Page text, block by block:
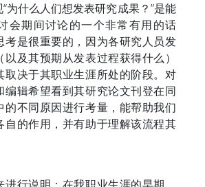
为什么人们想发表研究成果？”是能
会期间讨论的一个非常有用的话
考是很重要的，因为各研究人员发
及其预期从发表过程获得什么）
取决于其职业生涯所处的阶段。对
编辑希望看到其研究论文刊登在同
的不同原因进行考量，能帮助我们
自的作用，并有助于理解该流程其